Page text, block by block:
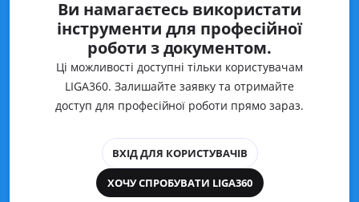
Ви намагаєтесь використати
інструменти для професійної
роботи з документом.
Ці можливості доступні тільки користувачам
LIGA360. Залишайте заявку та отримайте
доступ для професійної роботи прямо зараз.
ВХІД ДЛЯ КОРИСТУВАЧІВ
ХОЧУ СПРОБУВАТИ LIGA360